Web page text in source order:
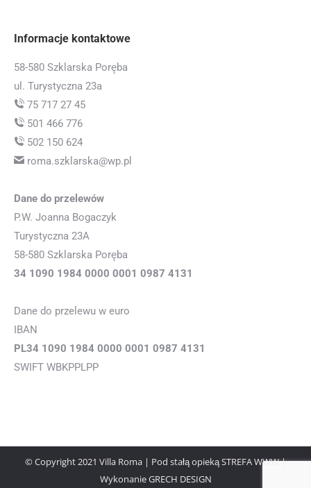
Informacje kontaktowe
58-580 Szklarska Poręba
ul. Turystyczna 23a
75 717 27 45
501 466 776
502 150 624
roma.szklarska@wp.pl
Dane do przelewów
P.W. Joanna Bogaczyk
Turystyczna 23A
58-580 Szklarska Poręba
34 1090 1984 0000 0001 0987 4131
Dane do przelewu w euro
IBAN
PL34 1090 1984 0000 0001 0987 4131
SWIFT WBKPPLPP
© Copyright 2021 Villa Roma | Pod stałą opiekąSTREFA WWW|
WykonanieGRECH DESIGN